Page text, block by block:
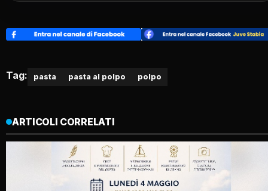
Tag: pasta pasta al polpo polpo
ARTICOLI CORRELATI